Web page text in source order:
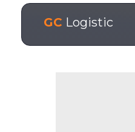
GC Logistic